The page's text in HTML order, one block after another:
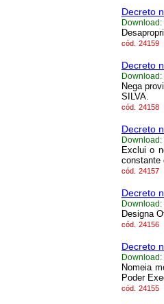
Decreto
Download:
cód. 24159
Decreto
Download:
Nega
SILVA.
cód. 24158
Decreto
Download:
Exclui o
constante
cód. 24157
Decreto
Download:
Designa
cód. 24156
Decreto
Download:
Nomeia
Poder
cód. 24155